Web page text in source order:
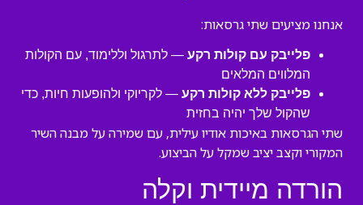
אנחנו מציעים שתי גרסאות:
פלייבק עם קולות רקע — לתרגול וללימוד, עם הקולות
המלווים המלאים
פלייבק ללא קולות רקע — לקריוקי ולהופעות חיות, כדי
שהקול שלך יהיה בחזית
שתי הגרסאות באיכות אודיו עילית, עם שמירה על מבנה השיר
המקורי וקצב יציב שמקל על הביצוע.
הורדה מיידית וקלה